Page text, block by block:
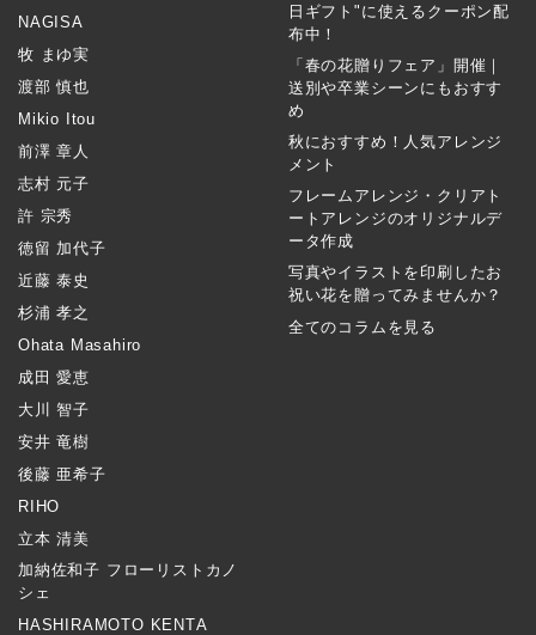
NAGISA
牧 まゆ実
渡部 慎也
Mikio Itou
前澤 章人
志村 元子
許 宗秀
徳留 加代子
近藤 泰史
杉浦 孝之
Ohata Masahiro
成田 愛恵
大川 智子
安井 竜樹
後藤 亜希子
RIHO
立本 清美
加納佐和子 フローリストカノ
シェ
HASHIRAMOTO KENTA
日ギフト"に使えるクーポン配
布中！
「春の花贈りフェア」開催｜
送別や卒業シーンにもおすす
め
秋におすすめ！人気アレンジ
メント
フレームアレンジ・クリアト
ートアレンジのオリジナルデ
ータ作成
写真やイラストを印刷したお
祝い花を贈ってみませんか？
全てのコラムを見る